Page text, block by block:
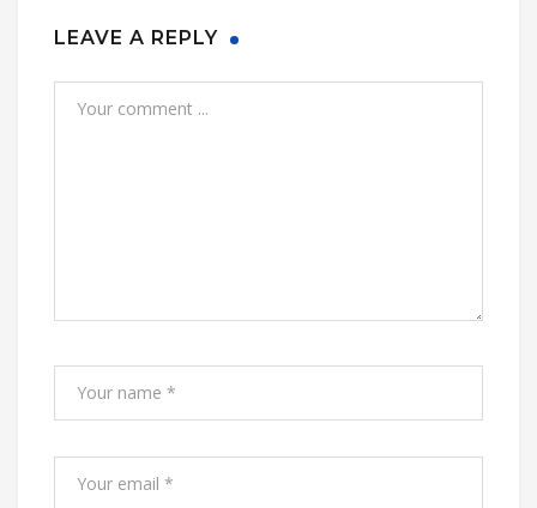
LEAVE A REPLY